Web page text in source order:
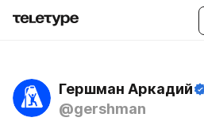
Гершман Аркадий
@gershman